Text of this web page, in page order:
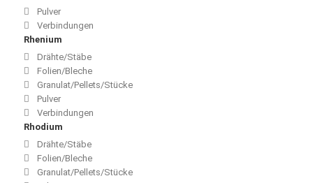
Pulver
Verbindungen
Rhenium
Drähte/Stäbe
Folien/Bleche
Granulat/Pellets/Stücke
Pulver
Verbindungen
Rhodium
Drähte/Stäbe
Folien/Bleche
Granulat/Pellets/Stücke